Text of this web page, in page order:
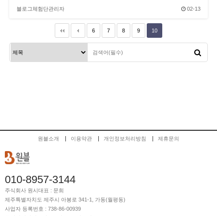
블로그체험단관리자 02-13
6 7 8 9 10
원블소개 이용약관 개인정보처리방침 제휴문의
010-8957-3144
주식회사 원시대표 : 문희
제주특별자치도 제주시 아봉로 341-1, 가동(월평동)
사업자 등록번호 : 738-86-00939